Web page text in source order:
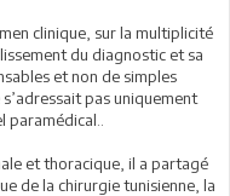
clinique, sur la multiplicité
du diagnostic et sa
et non de simples
pas uniquement
et thoracique, il a partagé
de la chirurgie tunisienne, la